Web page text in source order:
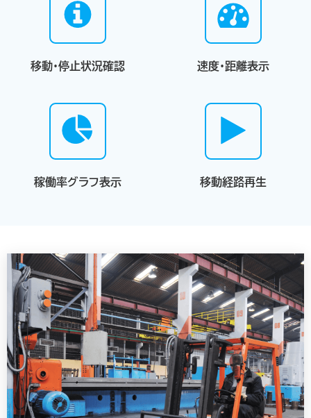
移動・停止状況確認 速度・距離表示
稼働率グラフ表示 移動経路再生